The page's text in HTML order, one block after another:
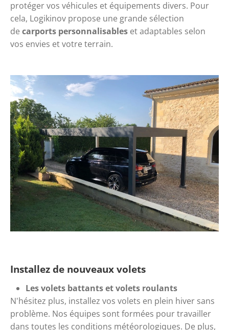
protéger vos véhicules et équipements divers. Pour
cela, Logikinov propose une grande sélection
de carports personnalisables et adaptables selon
vos envies et votre terrain.
Installez de nouveaux volets
Les volets battants et volets roulants
N'hésitez plus, installez vos volets en plein hiver sans
problème. Nos équipes sont formées pour travailler
dans toutes les conditions météorologiques. De plus,